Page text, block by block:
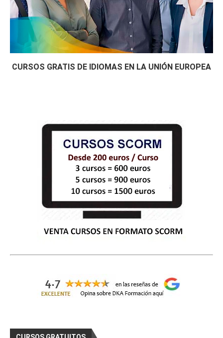
CURSOS GRATIS DE IDIOMAS EN LA UNIÓN EUROPEA